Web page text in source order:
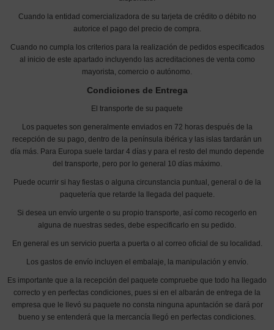
Cuando la entidad comercializadora de su tarjeta de crédito o débito no
autorice el pago del precio de compra.
Cuando no cumpla los criterios para la realización de pedidos especificados
al inicio de este apartado incluyendo las acreditaciones de venta como
mayorista, comercio o autónomo.
Condiciones de Entrega
El transporte de su paquete
Los paquetes son generalmente enviados en 72 horas después de la
recepción de su pago, dentro de la península ibérica y las islas tardarán un
día más. Para Europa suele tardar 4 días y para el resto del mundo depende
del transporte, pero por lo general 10 días máximo.
Puede ocurrir si hay fiestas o alguna circunstancia puntual, general o de la
paquetería que retarde la llegada del paquete.
Si desea un envío urgente o su propio transporte, así como recogerlo en
alguna de nuestras sedes, debe especificarlo en su pedido.
En general es un servicio puerta a puerta o al correo oficial de su localidad.
Los gastos de envío incluyen el embalaje, la manipulación y envío.
Es importante que a la recepción del paquete compruebe que todo ha llegado
correcto y en perfectas condiciones, pues si en el albarán de entrega de la
empresa que le llevó su paquete no consta ninguna apuntación se dará por
bueno y se entenderá que la mercancía llegó en perfectas condiciones.